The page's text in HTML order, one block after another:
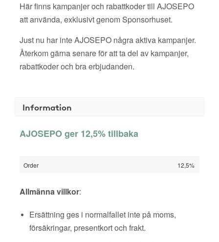
Här finns kampanjer och rabattkoder till AJOSEPO
att använda, exklusivt genom Sponsorhuset.
Just nu har inte AJOSEPO några aktiva kampanjer.
Återkom gärna senare för att ta del av kampanjer,
rabattkoder och bra erbjudanden.
Information
AJOSEPO ger 12,5% tillbaka
Order 12,5%
Allmänna villkor:
Ersättning ges i normalfallet inte på moms,
försäkringar, presentkort och frakt.